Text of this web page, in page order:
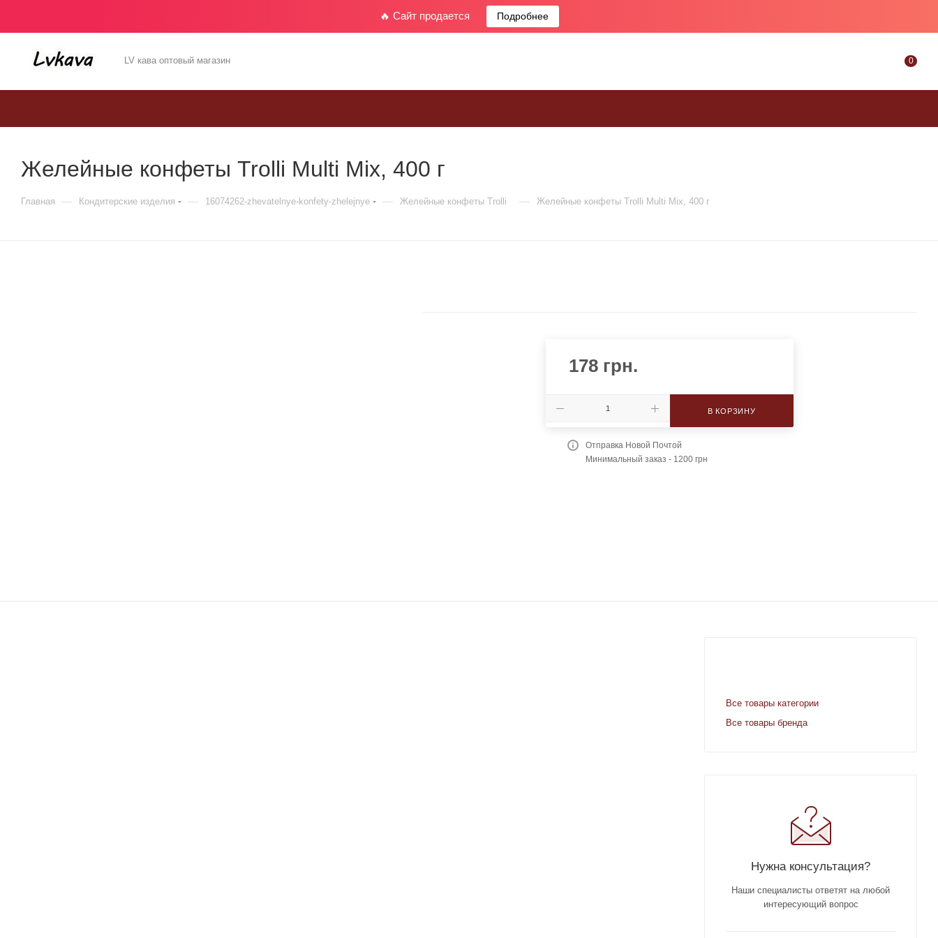
🔥 Сайт продается Подробнее
LV кава оптовый магазин 0
Желейные конфеты Trolli Multi Mix, 400 г
Главная — Кондитерские изделия — 16074262-zhevatelnye-konfety-zhelejnye — Желейные конфеты Trolli — Желейные конфеты Trolli Multi Mix, 400 г
178 грн.
В КОРЗИНУ
Отправка Новой Почтой
Минимальный заказ - 1200 грн
Все товары категории
Все товары бренда
Нужна консультация?
Наши специалисты ответят на любой
интересующий вопрос